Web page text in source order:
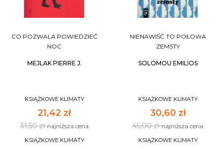
CO POZWALA POWIEDZIEĆ
NOC
MEJLAK PIERRE J.
KSIĄŻKOWE KLIMATY
21,42 zł
31,50 złnajniższa cena
KSIĄŻKOWE KLIMATY
NIENAWIŚĆ TO POŁOWA
ZEMSTY
SOLOMOU EMILIOS
KSIĄŻKOWE KLIMATY
30,60 zł
45,00 złnajniższa cena
KSIĄŻKOWE KLIMATY